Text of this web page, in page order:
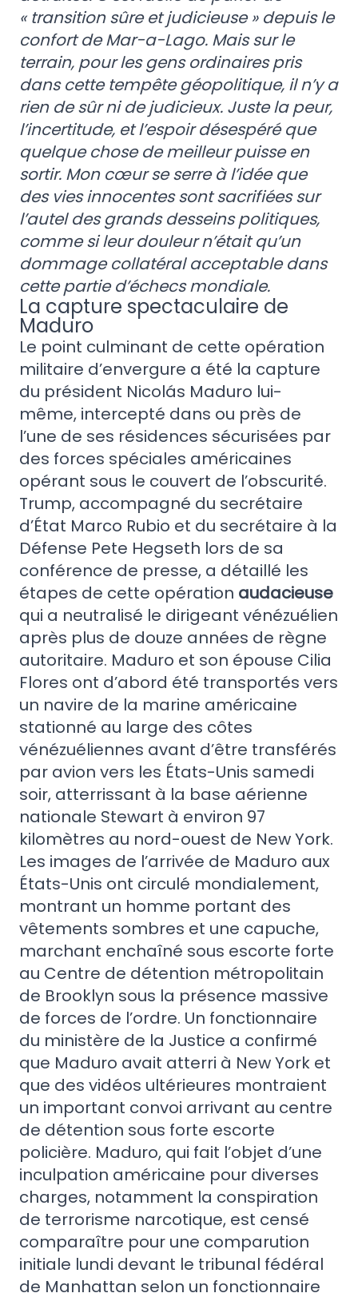
« transition sûre et judicieuse » depuis le
confort de Mar-a-Lago. Mais sur le
terrain, pour les gens ordinaires pris
dans cette tempête géopolitique, il n’y a
rien de sûr ni de judicieux. Juste la peur,
l’incertitude, et l’espoir désespéré que
quelque chose de meilleur puisse en
sortir. Mon cœur se serre à l’idée que
des vies innocentes sont sacrifiées sur
l’autel des grands desseins politiques,
comme si leur douleur n’était qu’un
dommage collatéral acceptable dans
cette partie d’échecs mondiale.
La capture spectaculaire de
Maduro
Le point culminant de cette opération
militaire d’envergure a été la capture
du président Nicolás Maduro lui-
même, intercepté dans ou près de
l’une de ses résidences sécurisées par
des forces spéciales américaines
opérant sous le couvert de l’obscurité.
Trump, accompagné du secrétaire
d’État Marco Rubio et du secrétaire à la
Défense Pete Hegseth lors de sa
conférence de presse, a détaillé les
étapes de cette opération audacieuse
qui a neutralisé le dirigeant vénézuélien
après plus de douze années de règne
autoritaire. Maduro et son épouse Cilia
Flores ont d’abord été transportés vers
un navire de la marine américaine
stationné au large des côtes
vénézuéliennes avant d’être transférés
par avion vers les États-Unis samedi
soir, atterrissant à la base aérienne
nationale Stewart à environ 97
kilomètres au nord-ouest de New York.
Les images de l’arrivée de Maduro aux
États-Unis ont circulé mondialement,
montrant un homme portant des
vêtements sombres et une capuche,
marchant enchaîné sous escorte forte
au Centre de détention métropolitain
de Brooklyn sous la présence massive
de forces de l’ordre. Un fonctionnaire
du ministère de la Justice a confirmé
que Maduro avait atterri à New York et
que des vidéos ultérieures montraient
un important convoi arrivant au centre
de détention sous forte escorte
policière. Maduro, qui fait l’objet d’une
inculpation américaine pour diverses
charges, notamment la conspiration
de terrorisme narcotique, est censé
comparaître pour une comparution
initiale lundi devant le tribunal fédéral
de Manhattan selon un fonctionnaire